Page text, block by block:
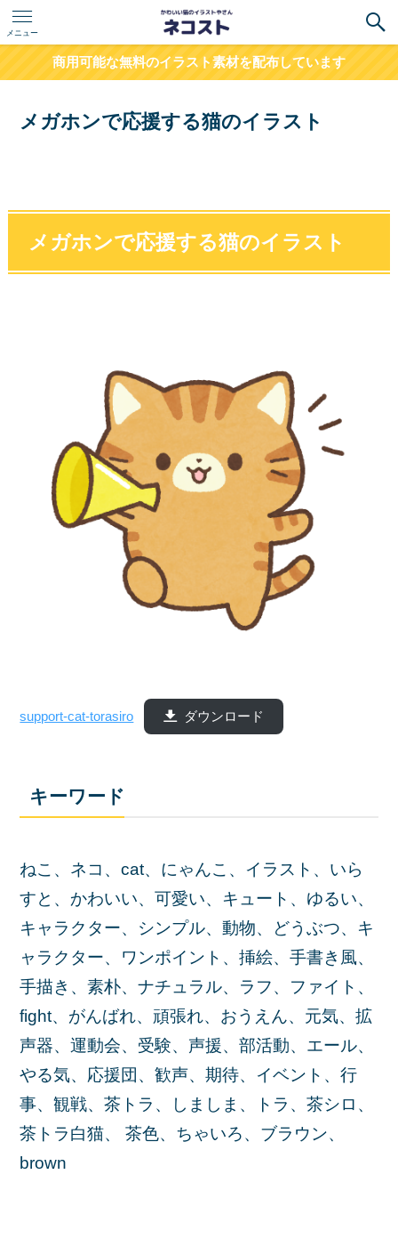
メニュー
商用可能な無料のイラスト素材を配布しています
メガホンで応援する猫のイラスト
メガホンで応援する猫のイラスト
support-cat-torasiro ダウンロード
キーワード
ねこ、ネコ、cat、にゃんこ、イラスト、いら
すと、かわいい、可愛い、キュート、ゆるい、
キャラクター、シンプル、動物、どうぶつ、キ
ャラクター、ワンポイント、挿絵、手書き風、
手描き、素朴、ナチュラル、ラフ、ファイト、
fight、がんばれ、頑張れ、おうえん、元気、拡
声器、運動会、受験、声援、部活動、エール、
やる気、応援団、歓声、期待、イベント、行
事、観戦、茶トラ、しましま、トラ、茶シロ、
茶トラ白猫、 茶色、ちゃいろ、ブラウン、
brown